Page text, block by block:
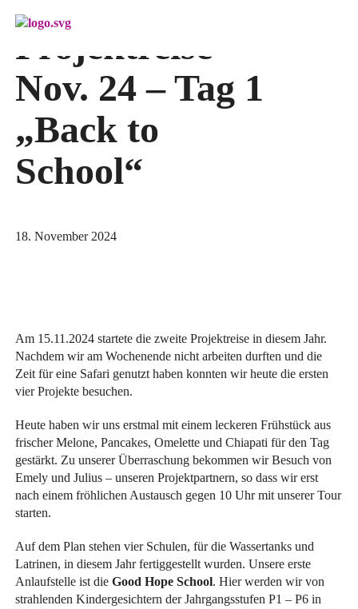
Projektreise
Nov. 24 – Tag 1
„Back to
School“
18. November 2024
Am 15.11.2024 startete die zweite Projektreise in diesem Jahr.
Nachdem wir am Wochenende nicht arbeiten durften und die
Zeit für eine Safari genutzt haben konnten wir heute die ersten
vier Projekte besuchen.
Heute haben wir uns erstmal mit einem leckeren Frühstück aus
frischer Melone, Pancakes, Omelette und Chiapati für den Tag
gestärkt. Zu unserer Überraschung bekommen wir Besuch von
Emely und Julius – unseren Projektpartnern, so dass wir erst
nach einem fröhlichen Austausch gegen 10 Uhr mit unserer Tour
starten.
Auf dem Plan stehen vier Schulen, für die Wassertanks und
Latrinen, in diesem Jahr fertiggestellt wurden. Unsere erste
Anlaufstelle ist die Good Hope School. Hier werden wir von
strahlenden Kindergesichtern der Jahrgangsstufen P1 – P6 in